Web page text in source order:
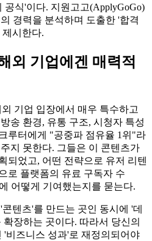
공식'이다. 지원고고(ApplyGoGo)
경력을 분석하며 도출한 '합격
시한다.
외 기업에겐 매력적
기업 입장에서 매우 특수하고
송 환경, 유통 구조, 시청자 특성
루터에게 "공중파 점유율 1위"라
지 못한다. 그들은 이 콘텐츠가
되었고, 어떤 전략으로 유저 리텐
로 플랫폼의 유료 구독자 수
어떻게 기여했는지를 묻는다.
텐츠'를 만드는 곳인 동시에 '데
장하는 곳이다. 따라서 당신의
'비즈니스 성과'로 재정의되어야